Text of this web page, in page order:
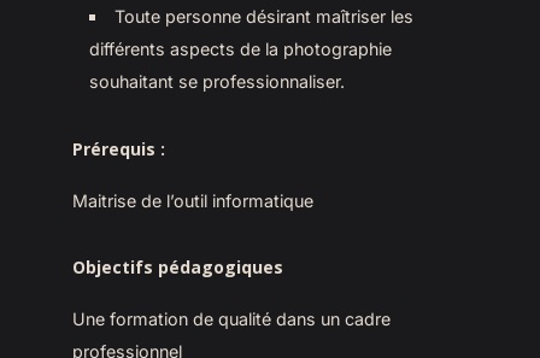
Toute personne désirant maîtriser les
différents aspects de la photographie
souhaitant se professionnaliser.
Prérequis :
Maitrise de l’outil informatique
Objectifs pédagogiques
Une formation de qualité dans un cadre
professionnel